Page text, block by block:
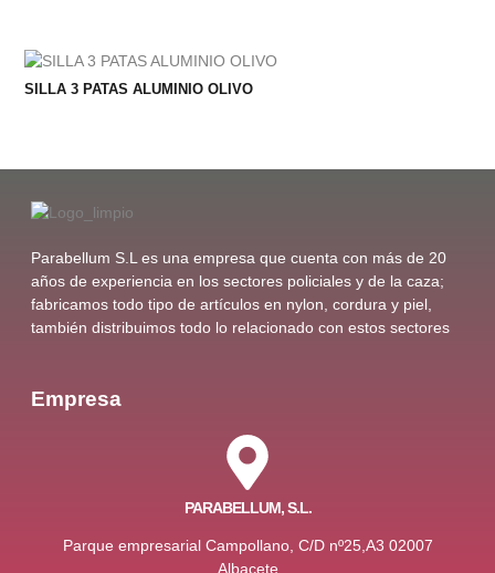
SILLA 3 PATAS ALUMINIO OLIVO
Parabellum S.L es una empresa que cuenta con más de 20
años de experiencia en los sectores policiales y de la caza;
fabricamos todo tipo de artículos en nylon, cordura y piel,
también distribuimos todo lo relacionado con estos sectores
Empresa
PARABELLUM, S.L.
Parque empresarial Campollano, C/D nº25,A3 02007
Albacete